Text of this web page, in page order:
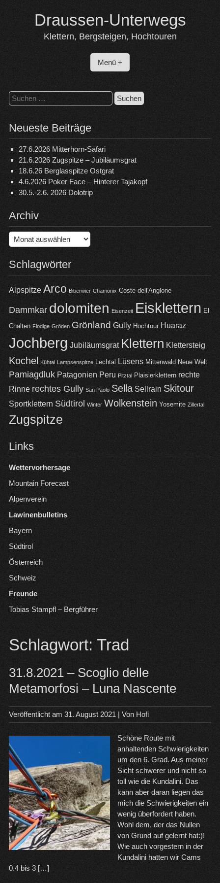
content
Draussen-Unterwegs
Klettern, Bergsteigen, Hochtouren
Menü +
Suchen
nach:
Neueste Beiträge
27.6.2026 Mitterhorn-Safari
21.6.2026 Zugspitze – Jubiläumsgrat
18.6.26 Berglasspitze Ostgrat
4.6.2026 Poker Face – Hinterer Tajakopf
30.5.-2.6. 2026 Dolotrip
Archiv
Archiv
Schlagwörter
Alpspitze Arco Biberwier Chamonix Coste dell'Anglone
Dammkar dolomiten Eisenzeit Eisklettern El
Chalten Flodige Gröden Grönland Gully Hochtour Huaraz
Jochberg Jubiläumsgrat Klettern Klettersteig
Kochel Kühtai Lampsenspitze Lechtal Lüsens Mittenwald Neue Welt
Pamiagdluk Patagonien Peru Pitztal Plaisierklettern rechte
Rinne rechtes Gully San Paolo Sella Sellrain Skitour
Sportklettern Südtirol Winter Wolkenstein Yosemite Zillertal
Zugspitze
Links
Wettervorhersage
Mountain Forecast
Alpenverein
Lawinenbulletins
Bayern
Südtirol
Österreich
Schweiz
Freunde
Tobias Stampfl – Bergführer
Schlagwort: Trad
31.8.2021 – Scoglio delle
Metamorfosi – Luna Nascente
Veröffentlicht am 31. August 2021 | Von Hofi
Schöne Route mit
anhaltenden Schwierigkeiten
um den 6. Grad. Aus meiner
Sicht schwerer und nicht so
toll wie die Kundalini. Das
kann aber daran liegen das
mich die Schwierigkeiten ein
wenig überfordert haben.
Wohl dem, der das Nullen
von Grund auf gelernt hat:)!
Wie auch vorgestern in der
Kundalini hatten wir Cams
0.4 bis 3 […]